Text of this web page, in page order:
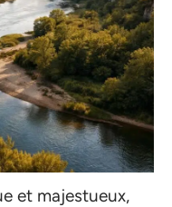
et majestueux,